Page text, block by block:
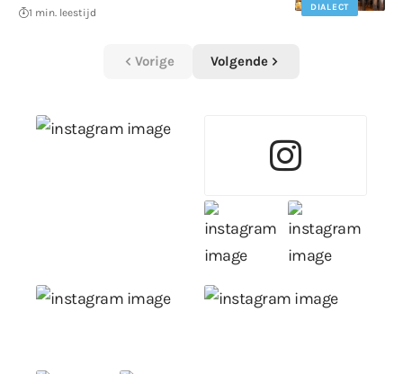
DIALECT
1 min. leestijd
Vorige Volgende